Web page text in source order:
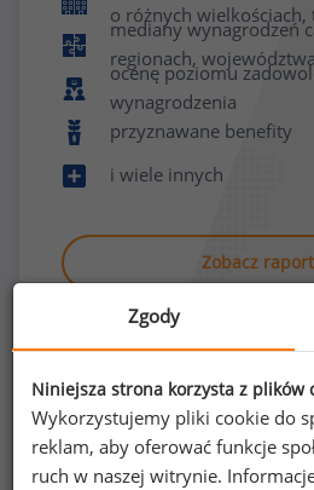
o różnych wielkościach,
mediany wynagrodzeń
regionach,
ocenę poziomu
wynagrodzenia
przyznawane benefity
i wiele innych
Zobacz
Jak uzyskać
Zgody
Niniejsza strona korzysta z plików
Wykorzystujemy pliki cookie do
reklam, aby oferować funkcje
ruch w naszej witrynie.